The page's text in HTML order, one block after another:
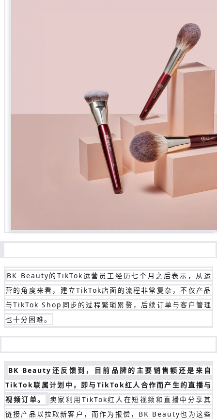
BK Beauty的TikTok运营员工经历七个月之后表示，从运
营的角度来看，建立TikTok店面的流程非常复杂，不仅产品
与TikTok Shop同步的过程繁琐累赘，后续订单与客户管理
也十分困难。
BK Beauty还反馈到，目前品牌的主要销售额还是来自
TikTok联属计划中，即与TikTok红人合作而产生的直播与
视频订单。
卖家利用TikTok红人在短视频和直播中分享其
链接产品以拉取新客户，而作为报偿，BK Beauty也为这些